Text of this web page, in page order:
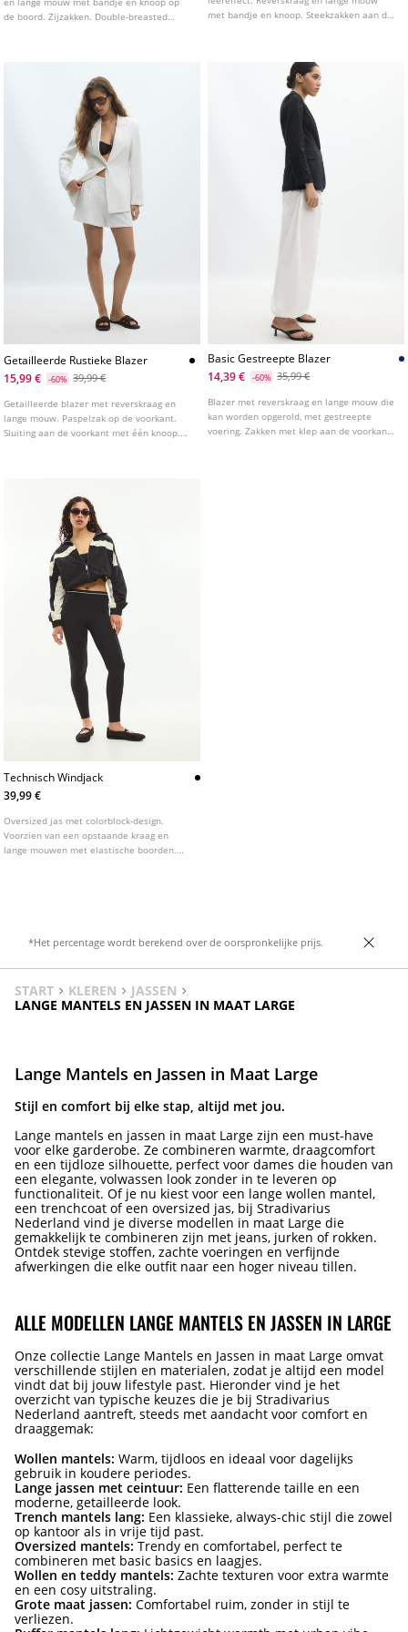
de boord. Zijzakken. Double-breasted
met bandje en knoop. Steekzakken aan de
Getailleerde Rustieke Blazer
15,99 €
-60% 39,99 €
Getailleerde blazer met reverskraag en
lange mouw. Paspelzak op de voorkant.
Sluiting aan de voorkant met één knoop.
Basic Gestreepte Blazer
14,39 €
-60% 35,99 €
Blazer met reverskraag en lange mouw die
kan worden opgerold, met gestreepte
voering. Zakken met klep aan de voorkant.
Technisch Windjack
39,99 €
Oversized jas met colorblock-design.
Voorzien van een opstaande kraag en
lange mouwen met elastische boorden.
*Het percentage wordt berekend over de oorspronkelijke prijs.
START KLEREN
JASSEN
LANGE MANTELS EN JASSEN IN MAAT LARGE
Lange Mantels en Jassen in Maat Large
Stijl en comfort bij elke stap, altijd met jou.
Lange mantels en jassen in maat Large zijn een must-have
voor elke garderobe. Ze combineren warmte, draagcomfort
en een tijdloze silhouette, perfect voor dames die houden van
een elegante, volwassen look zonder in te leveren op
functionaliteit. Of je nu kiest voor een lange wollen mantel,
een trenchcoat of een oversized jas, bij Stradivarius
Nederland vind je diverse modellen in maat Large die
gemakkelijk te combineren zijn met jeans, jurken of rokken.
Ontdek stevige stoffen, zachte voeringen en verfijnde
afwerkingen die elke outfit naar een hoger niveau tillen.
ALLE MODELLEN LANGE MANTELS EN JASSEN IN LARGE
Onze collectie Lange Mantels en Jassen in maat Large omvat
verschillende stijlen en materialen, zodat je altijd een model
vindt dat bij jouw lifestyle past. Hieronder vind je het
overzicht van typische keuzes die je bij Stradivarius
Nederland aantreft, steeds met aandacht voor comfort en
draaggemak:
Wollen mantels: Warm, tijdloos en ideaal voor dagelijks
gebruik in koudere periodes.
Lange jassen met ceintuur: Een flatterende taille en een
moderne, getailleerde look.
Trench mantels lang: Een klassieke, always-chic stijl die zowel
op kantoor als in vrije tijd past.
Oversized mantels: Trendy en comfortabel, perfect te
combineren met basic basics en laagjes.
Wollen en teddy mantels: Zachte texturen voor extra warmte
en een cosy uitstraling.
Grote maat jassen: Comfortabel ruim, zonder in stijl te
verliezen.